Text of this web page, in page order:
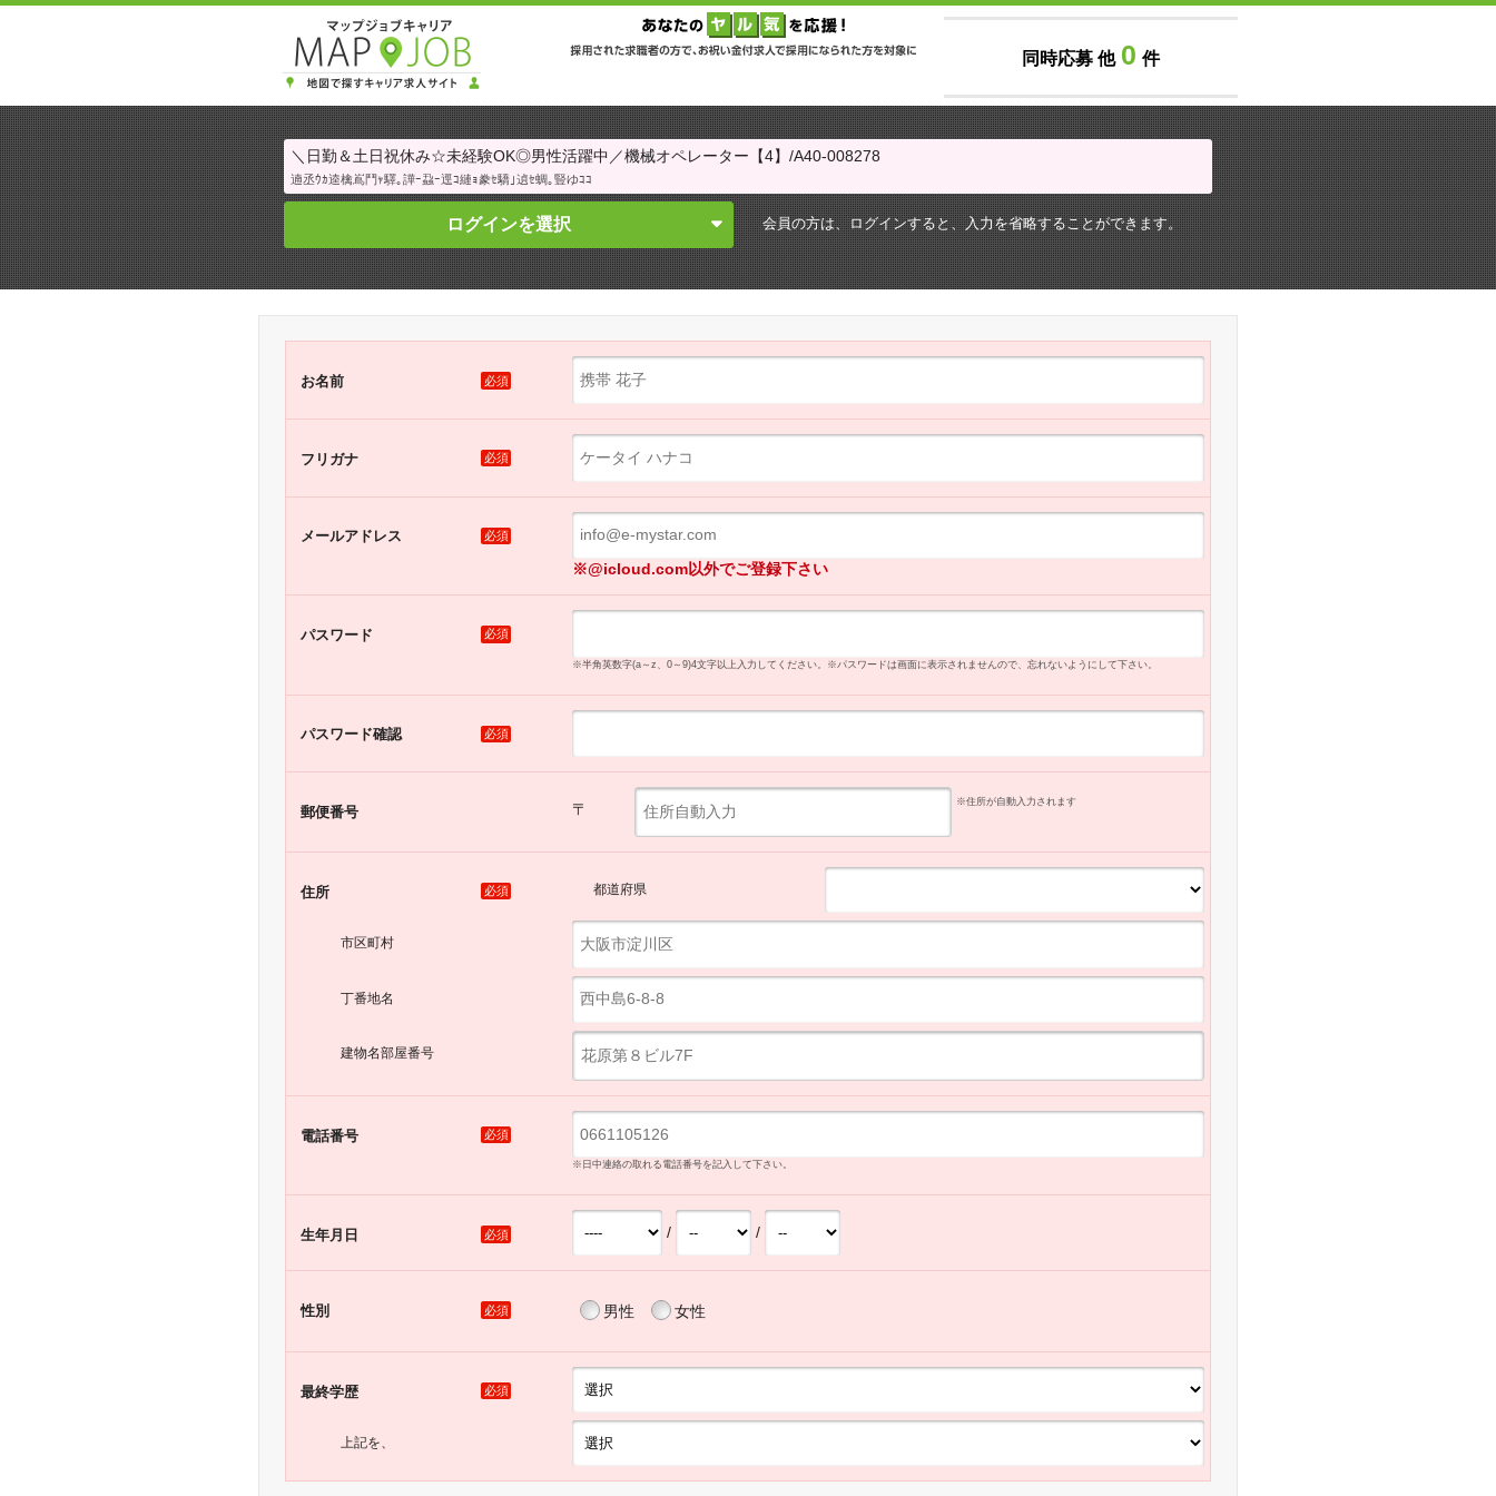
同時応募 他 0 件
＼日勤＆土日祝休み☆未経験OK◎男性活躍中／機械オペレーター【4】/A40-008278
遖丞ｳｶ逵檎嶌鬥ｬ驛｡譁ｰ蝨ｰ逕ｺ縺ｮ豢ｾ驕｣遉ｾ蜩｡豎ゆｺｺ
ログインを選択 会員の方は、ログインすると、入力を省略することができます。
お名前 必須
フリガナ 必須
メールアドレス 必須
※@icloud.com以外でご登録下さい
パスワード 必須
※半角英数字(a～z、0～9)4文字以上入力してください。 ※パスワードは画面に表示されませんので、忘れないようにして下さい。
パスワード確認 必須
郵便番号 〒 ※住所が自動入力 されます
住所 必須 都道府県
市区町村
丁番地名
建物名部屋番号
電話番号 必須
※日中連絡の取れる電話番号を記入して下さい。
生年月日 必須 / /
性別 必須 男性 女性
最終学歴 必須
上記を、